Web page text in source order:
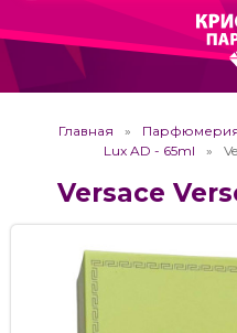
Главная
Lux AD - 65ml
Versace